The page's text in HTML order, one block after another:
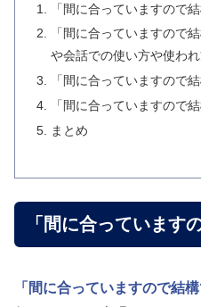
「間に合っていますので
「間に合っていますので
や会話での使い方や使わ
「間に合っていますので
「間に合っていますので
まとめ
「間に合っています
「間に合っていますので結構